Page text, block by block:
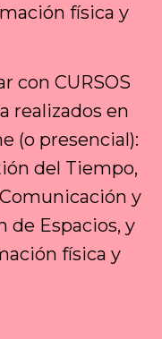
física y
con CURSOS
realizados en
(o presencial):
del Tiempo,
y
de Espacios, y
física y